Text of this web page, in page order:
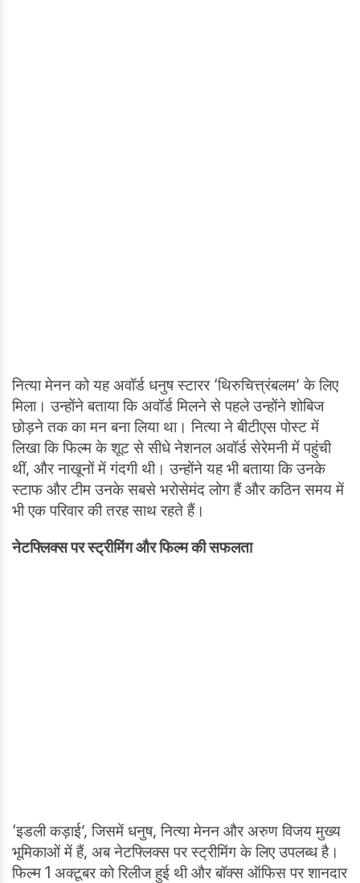
नित्या मेनन को यह अवॉर्ड धनुष स्टारर ‘थिरुचित्त्रंबलम’ के लिए
मिला। उन्होंने बताया कि अवॉर्ड मिलने से पहले उन्होंने शोबिज
छोड़ने तक का मन बना लिया था। नित्या ने बीटीएस पोस्ट में
लिखा कि फिल्म के शूट से सीधे नेशनल अवॉर्ड सेरेमनी में पहुंची
थीं, और नाखूनों में गंदगी थी। उन्होंने यह भी बताया कि उनके
स्टाफ और टीम उनके सबसे भरोसेमंद लोग हैं और कठिन समय में
भी एक परिवार की तरह साथ रहते हैं।
नेटफ्लिक्स पर स्ट्रीमिंग और फिल्म की सफलता
‘इडली कड़ाई’, जिसमें धनुष, नित्या मेनन और अरुण विजय मुख्य
भूमिकाओं में हैं, अब नेटफ्लिक्स पर स्ट्रीमिंग के लिए उपलब्ध है।
फिल्म 1 अक्टूबर को रिलीज हुई थी और बॉक्स ऑफिस पर शानदार